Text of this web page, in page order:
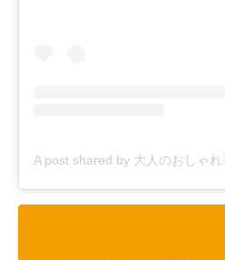
A post shared by 大人のおしゃ